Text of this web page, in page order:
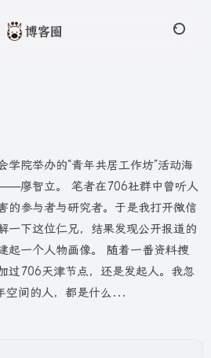
学院举办的“青年共居工作坊”活动海
廖智立。 笔者在706社群中曾听人
的参与者与研究者。于是我打开微信
一下这位仁兄，结果发现公开报道的
起一个人物画像。 随着一番资料搜
过706天津节点，还是发起人。我忽
空间的人，都是什么...